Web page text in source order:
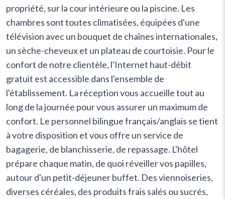
propriété, sur la cour intérieure ou la piscine. Les
chambres sont toutes climatisées, équipées d'une
télévision avec un bouquet de chaînes internationales,
un sèche-cheveux et un plateau de courtoisie. Pour le
confort de notre clientèle, l'Internet haut-débit
gratuit est accessible dans l'ensemble de
l'établissement. La réception vous accueille tout au
long de la journée pour vous assurer un maximum de
confort. Le personnel bilingue français/anglais se tient
à votre disposition et vous offre un service de
bagagerie, de blanchisserie, de repassage. L'hôtel
prépare chaque matin, de quoi réveiller vos papilles,
autour d'un petit-déjeuner buffet. Des viennoiseries,
diverses céréales, des produits frais salés ou sucrés,